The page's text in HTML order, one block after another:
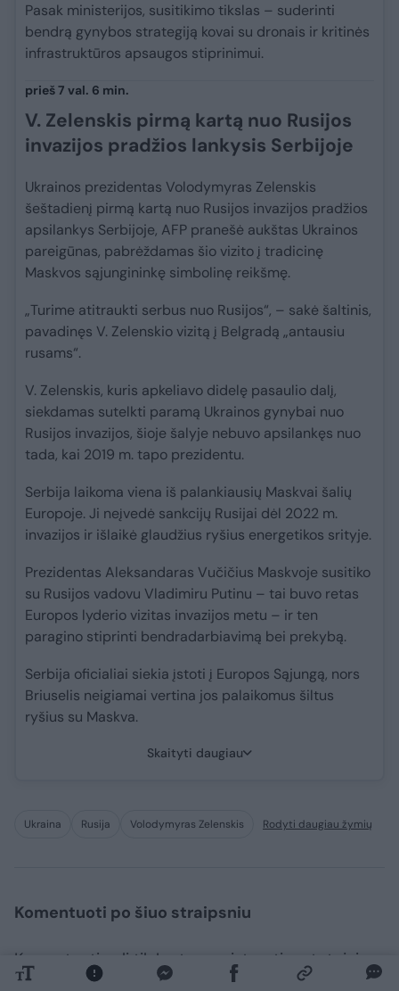
Pasak ministerijos, susitikimo tikslas – suderinti
bendrą gynybos strategiją kovai su dronais ir kritinės
infrastruktūros apsaugos stiprinimui.
prieš 7 val. 6 min.
V. Zelenskis pirmą kartą nuo Rusijos
invazijos pradžios lankysis Serbijoje
Ukrainos prezidentas Volodymyras Zelenskis
šeštadienį pirmą kartą nuo Rusijos invazijos pradžios
apsilankys Serbijoje, AFP pranešė aukštas Ukrainos
pareigūnas, pabrėždamas šio vizito į tradicinę
Maskvos sąjungininkę simbolinę reikšmę.
„Turime atitraukti serbus nuo Rusijos“, – sakė šaltinis,
pavadinęs V. Zelenskio vizitą į Belgradą „antausiu
rusams“.
V. Zelenskis, kuris apkeliavo didelę pasaulio dalį,
siekdamas sutelkti paramą Ukrainos gynybai nuo
Rusijos invazijos, šioje šalyje nebuvo apsilankęs nuo
tada, kai 2019 m. tapo prezidentu.
Serbija laikoma viena iš palankiausių Maskvai šalių
Europoje. Ji neįvedė sankcijų Rusijai dėl 2022 m.
invazijos ir išlaikė glaudžius ryšius energetikos srityje.
Prezidentas Aleksandaras Vučičius Maskvoje susitiko
su Rusijos vadovu Vladimiru Putinu – tai buvo retas
Europos lyderio vizitas invazijos metu – ir ten
paragino stiprinti bendradarbiavimą bei prekybą.
Serbija oficialiai siekia įstoti į Europos Sąjungą, nors
Briuselis neigiamai vertina jos palaikomus šiltus
ryšius su Maskva.
Skaityti daugiau
Ukraina Rusija Volodymyras Zelenskis Rodyti daugiau žymių
Komentuoti po šiuo straipsniu
Komentuoti gali tik Lrytas registruoti vartotojai.
Prisijunkite prie registruotų vartotojų